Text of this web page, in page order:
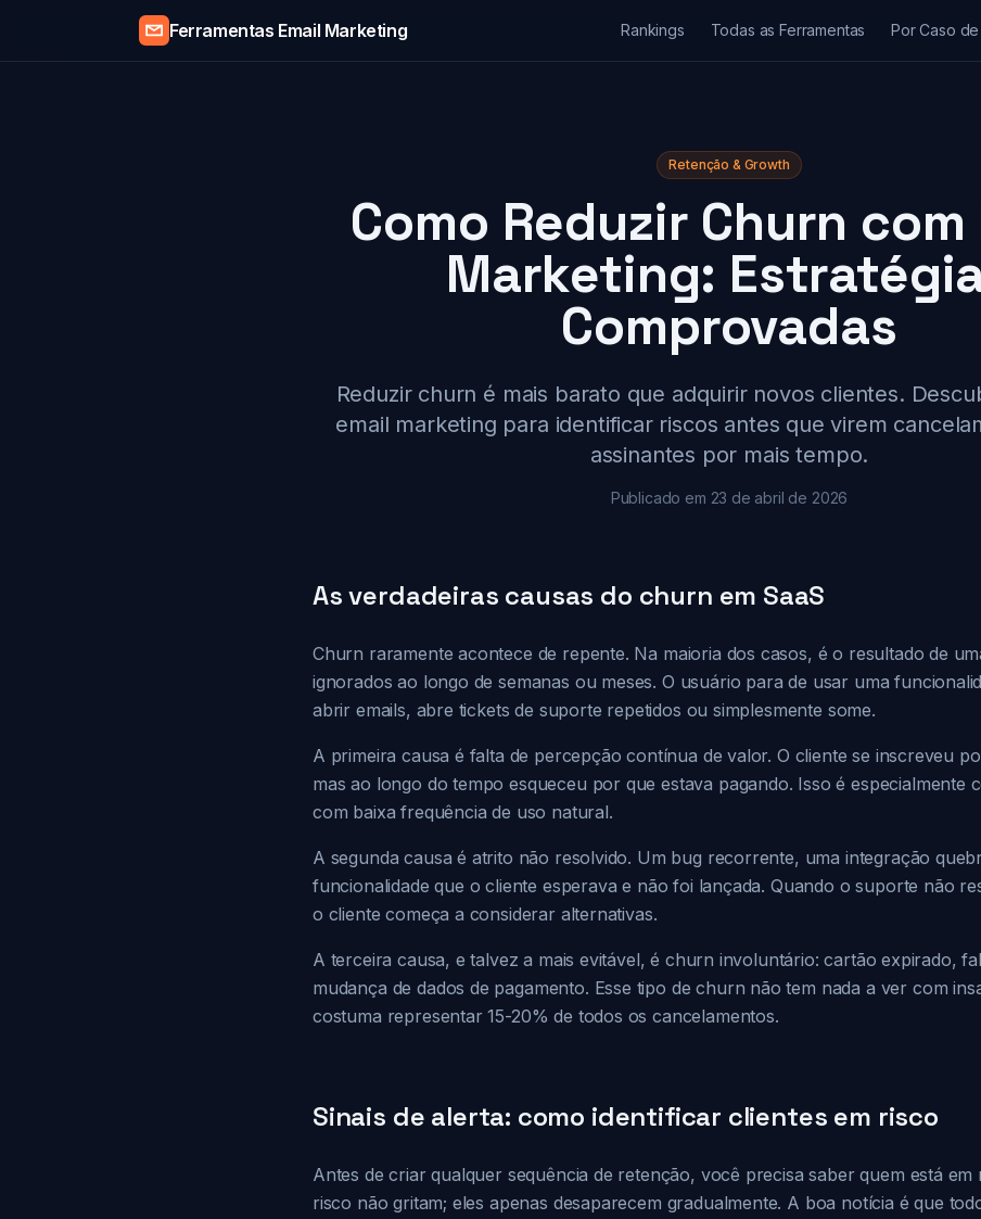
Ferramentas Email Marketing Rankings Todas as Ferramentas Por Caso
Retenção & Growth
Como Reduzir Churn com
Marketing:
Comprovadas
Reduzir churn é mais barato que adquirir novos clientes.
email marketing para identificar riscos antes que virem
assinantes por mais tempo.
Publicado em 23 de abril de 2026
As verdadeiras causas do churn em SaaS
Churn raramente acontece de repente. Na maioria dos casos, é o resultado de
ignorados ao longo de semanas ou meses. O usuário para de usar uma
abrir emails, abre tickets de suporte repetidos ou simplesmente some.
A primeira causa é falta de percepção contínua de valor. O cliente se inscreveu
mas ao longo do tempo esqueceu por que estava pagando. Isso é especialmente
com baixa frequência de uso natural.
A segunda causa é atrito não resolvido. Um bug recorrente, uma integração
funcionalidade que o cliente esperava e não foi lançada. Quando o suporte não
o cliente começa a considerar alternativas.
A terceira causa, e talvez a mais evitável, é churn involuntário: cartão expirado,
mudança de dados de pagamento. Esse tipo de churn não tem nada a ver com
costuma representar 15-20% de todos os cancelamentos.
Sinais de alerta: como identificar clientes em risco
Antes de criar qualquer sequência de retenção, você precisa saber quem está em
risco não gritam; eles apenas desaparecem gradualmente. A boa notícia é que